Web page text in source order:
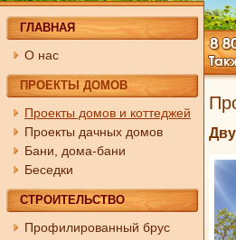
ГЛАВНАЯ
О нас
ПРОЕКТЫ ДОМОВ
Проекты домов и коттеджей
Проекты дачных домов
Бани, дома-бани
Беседки
СТРОИТЕЛЬСТВО
Профилированный брус